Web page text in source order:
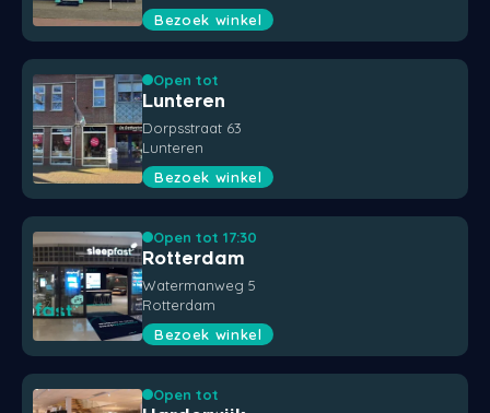
Bezoek winkel
Open tot
Lunteren
Dorpsstraat 63
Lunteren
Bezoek winkel
Open tot 17:30
Rotterdam
Watermanweg 5
Rotterdam
Bezoek winkel
Open tot